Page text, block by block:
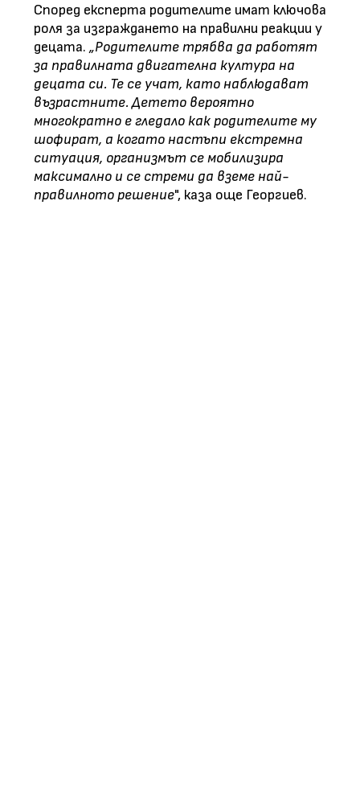
Според експерта родителите имат ключова
роля за изграждането на правилни реакции у
децата. „Родителите трябва да работят
за правилната двигателна култура на
децата си. Те се учат, като наблюдават
възрастните. Детето вероятно
многократно е гледало как родителите му
шофират, а когато настъпи екстремна
ситуация, организмът се мобилизира
максимално и се стреми да вземе най-
правилното решение", каза още Георгиев.